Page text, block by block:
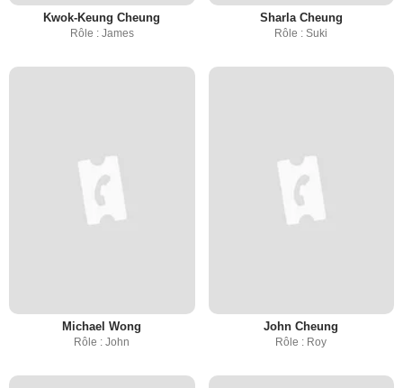
Kwok-Keung Cheung
Rôle : James
Sharla Cheung
Rôle : Suki
Michael Wong
Rôle : John
John Cheung
Rôle : Roy